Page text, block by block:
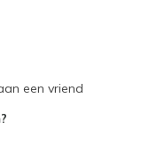
een vriend